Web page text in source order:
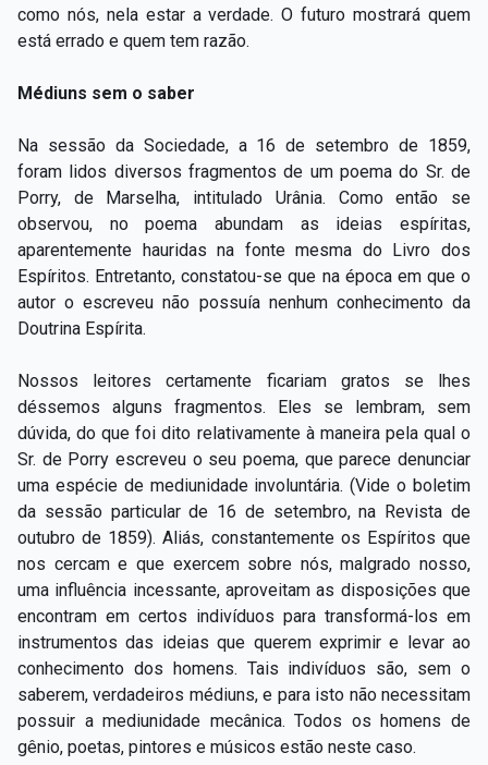
como nós, nela estar a verdade. O futuro mostrará quem
está errado e quem tem razão.
Médiuns sem o saber
Na sessão da Sociedade, a 16 de setembro de 1859,
foram lidos diversos fragmentos de um poema do Sr. de
Porry, de Marselha, intitulado Urânia. Como então se
observou, no poema abundam as ideias espíritas,
aparentemente hauridas na fonte mesma do Livro dos
Espíritos. Entretanto, constatou-se que na época em que o
autor o escreveu não possuía nenhum conhecimento da
Doutrina Espírita.
Nossos leitores certamente ficariam gratos se lhes
déssemos alguns fragmentos. Eles se lembram, sem
dúvida, do que foi dito relativamente à maneira pela qual o
Sr. de Porry escreveu o seu poema, que parece denunciar
uma espécie de mediunidade involuntária. (Vide o boletim
da sessão particular de 16 de setembro, na Revista de
outubro de 1859). Aliás, constantemente os Espíritos que
nos cercam e que exercem sobre nós, malgrado nosso,
uma influência incessante, aproveitam as disposições que
encontram em certos indivíduos para transformá-los em
instrumentos das ideias que querem exprimir e levar ao
conhecimento dos homens. Tais indivíduos são, sem o
saberem, verdadeiros médiuns, e para isto não necessitam
possuir a mediunidade mecânica. Todos os homens de
gênio, poetas, pintores e músicos estão neste caso.